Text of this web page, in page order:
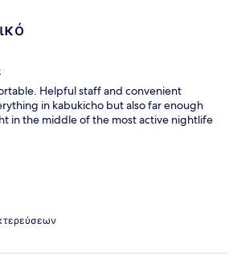
Helpful staff and convenient
in kabukicho but also far enough
in the middle of the most active nightlife